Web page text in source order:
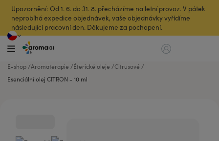
Upozornění: Od 1. 6. do 31. 8. přecházíme na letní provoz. V pátek
neprobíhá expedice objednávek, vaše objednávky vyřídíme
následující pracovní den. Děkujeme za pochopení.
E-shop Aromaterapie Éterické oleje
Citrusové
Esenciální olej CITRON - 10 ml